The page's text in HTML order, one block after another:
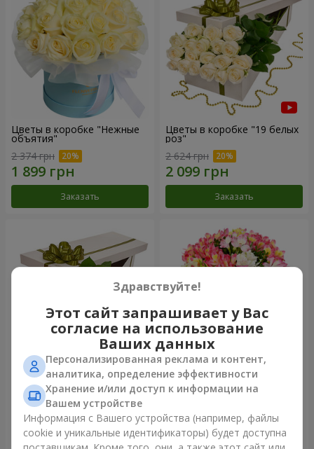
Цветы в коробке "Нежные
объятия"
2 374 грн
Заказать
Цветы в коробке "19 белых
роз"
2 624 грн
Заказать
Цветы в коробке "15
розовых роз"
2 352 грн
Заказать
Букет "Сказка для двоих!"
Заказать
Здравствуйте!
Этот сайт запрашивает у Вас
согласие на использование
Ваших данных
Персонализированная реклама и контент,
аналитика, определение эффективности
Хранение и/или доступ к информации на
Вашем устройстве
Информация с Вашего устройства (например, файлы
cookie и уникальные идентификаторы) будет доступна